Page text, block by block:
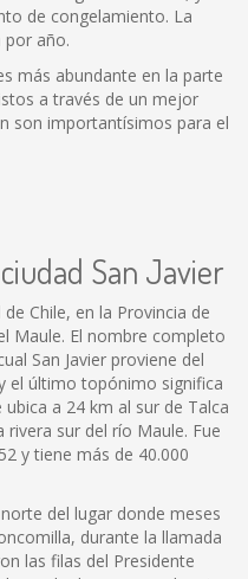
de congelamiento. La
por año.
más abundante en la parte
a través de un mejor
son importantísimos para el
San Javier
Chile, en la Provincia de
Maule. El nombre completo
San Javier proviene del
el último topónimo significa
a 24 km al sur de Talca
sur del río Maule. Fue
y tiene más de 40.000
del lugar donde meses
durante la llamada
las filas del Presidente